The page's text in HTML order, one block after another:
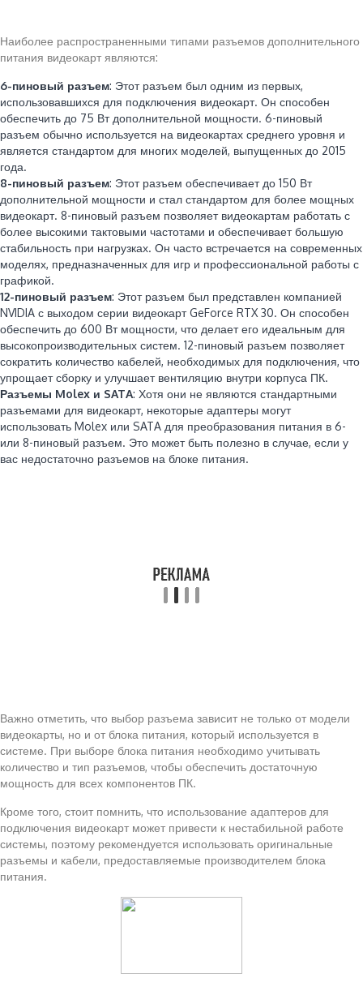
Наиболее распространенными типами разъемов дополнительного
питания видеокарт являются:
6-пиновый разъем: Этот разъем был одним из первых,
использовавшихся для подключения видеокарт. Он способен
обеспечить до 75 Вт дополнительной мощности. 6-пиновый
разъем обычно используется на видеокартах среднего уровня и
является стандартом для многих моделей, выпущенных до 2015
года.
8-пиновый разъем: Этот разъем обеспечивает до 150 Вт
дополнительной мощности и стал стандартом для более мощных
видеокарт. 8-пиновый разъем позволяет видеокартам работать с
более высокими тактовыми частотами и обеспечивает большую
стабильность при нагрузках. Он часто встречается на современных
моделях, предназначенных для игр и профессиональной работы с
графикой.
12-пиновый разъем: Этот разъем был представлен компанией
NVIDIA с выходом серии видеокарт GeForce RTX 30. Он способен
обеспечить до 600 Вт мощности, что делает его идеальным для
высокопроизводительных систем. 12-пиновый разъем позволяет
сократить количество кабелей, необходимых для подключения, что
упрощает сборку и улучшает вентиляцию внутри корпуса ПК.
Разъемы Molex и SATA: Хотя они не являются стандартными
разъемами для видеокарт, некоторые адаптеры могут
использовать Molex или SATA для преобразования питания в 6-
или 8-пиновый разъем. Это может быть полезно в случае, если у
вас недостаточно разъемов на блоке питания.
Важно отметить, что выбор разъема зависит не только от модели
видеокарты, но и от блока питания, который используется в
системе. При выборе блока питания необходимо учитывать
количество и тип разъемов, чтобы обеспечить достаточную
мощность для всех компонентов ПК.
Кроме того, стоит помнить, что использование адаптеров для
подключения видеокарт может привести к нестабильной работе
системы, поэтому рекомендуется использовать оригинальные
разъемы и кабели, предоставляемые производителем блока
питания.